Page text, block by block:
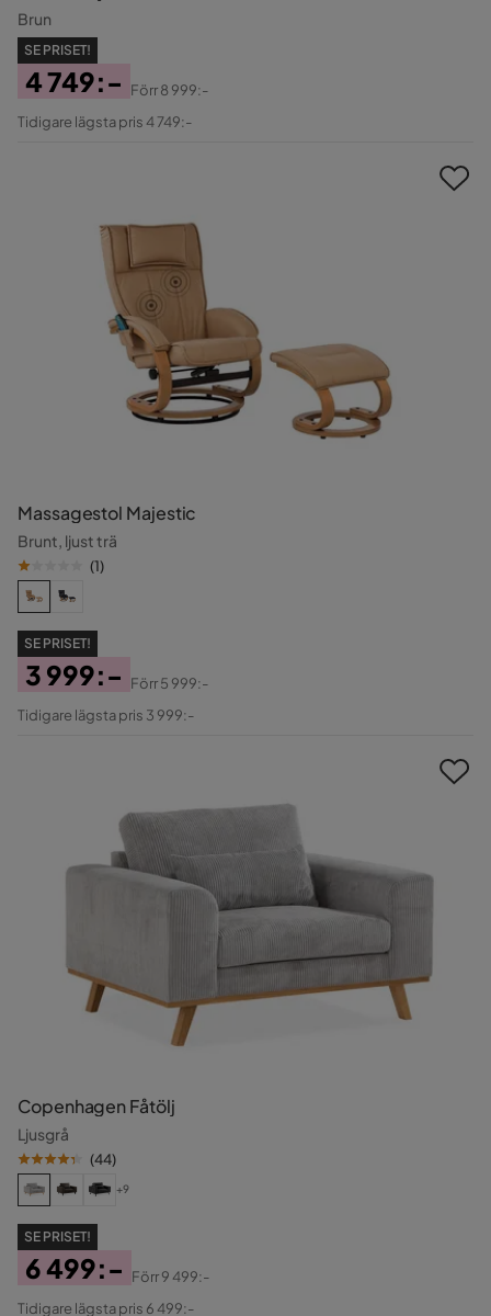
Brun
SE PRISET!
Pris
4 749:-
Original
Förr8 999:-
Tidigare lägsta pris 4 749:-
Massagestol Majestic
Brunt, ljust trä
(1)
SE PRISET!
Pris
3 999:-
Original
Förr5 999:-
Tidigare lägsta pris 3 999:-
Copenhagen Fåtölj
Ljusgrå
(44)
+9
SE PRISET!
Pris
6 499:-
Original
Förr9 499:-
Tidigare lägsta pris 6 499:-